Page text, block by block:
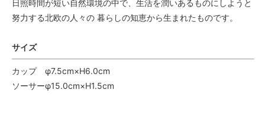
日照時間が短い自然環境の中で、生活を潤いあるものにしようと
努力する北欧の人々の 暮らしの知恵から生まれたものです。
サイズ
カップ φ7.5cm×H6.0cm
ソーサーφ15.0cm×H1.5cm